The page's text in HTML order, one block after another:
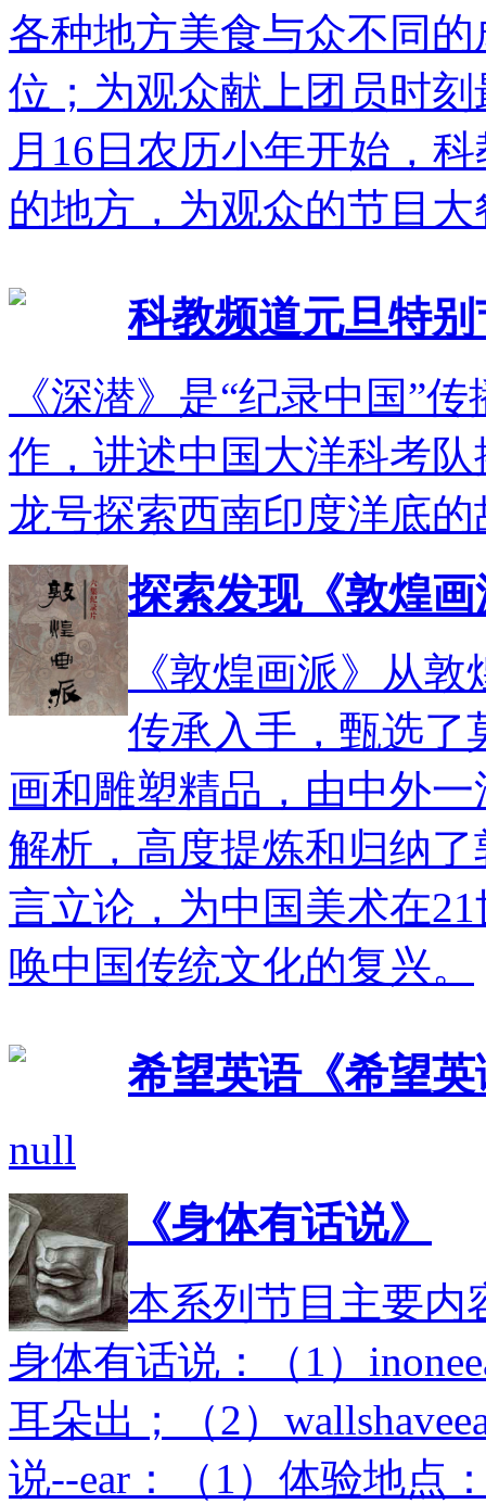
各种地方美食与众不同
位；为观众献上团员时
月16日农历小年开始，
的地方，为观众的节目
科教频道元旦特
《深潜》是“纪录中国”
作，讲述中国大洋科考
龙号探索西南印度洋底的
探索发现《敦煌画
《敦煌画派》从
传承入手，甄选了
画和雕塑精品，由中外
解析，高度提炼和归纳
言立论，为中国美术在
唤中国传统文化的复兴。
希望英语《希望
null
《身体有话说》
本系列节目主要内
身体有话说：（1）
耳朵出；（2）
说--ear：（1）体验地点